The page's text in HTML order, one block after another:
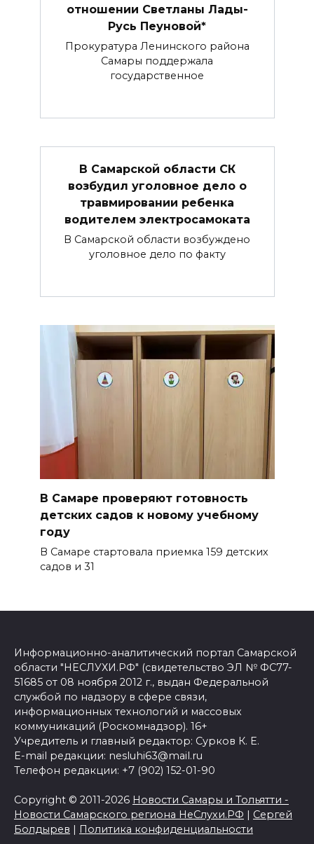
отношении Светланы Лады-
Русь Пеуновой*
Прокуратура Ленинского района
Самары поддержала
государственное
В Самарской области СК
возбудил уголовное дело о
травмировании ребенка
водителем электросамоката
В Самарской области возбуждено
уголовное дело по факту
В Самаре проверяют готовность
детских садов к новому учебному
году
В Самаре стартовала приемка 159 детских
садов и 31
Информационно-аналитический портал Самарской
области "НЕСЛУХИ.РФ" (свидетельство ЭЛ № ФС77-
51685 от 08 ноября 2012 г., выдан Федеральной
службой по надзору в сфере связи,
информационных технологий и массовых
коммуникаций (Роскомнадзор). 16+
Учредитель и главный редактор: Сурков К. Е.
E-mail редакции: nesluhi63@mail.ru
Телефон редакции: +7 (902) 152-01-90
Copyright © 2011-2026 Новости Самары и Тольятти -
Новости Самарского региона НеСлухи.РФ | Сергей
Болдырев | Политика конфиденциальности